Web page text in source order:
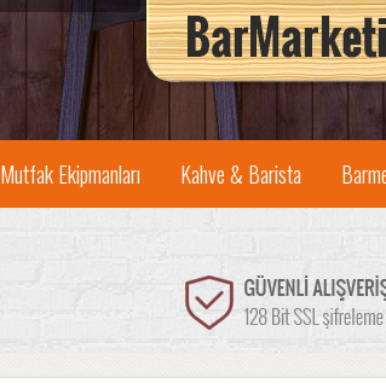
Mutfak Ekipmanları Kahve & Barista